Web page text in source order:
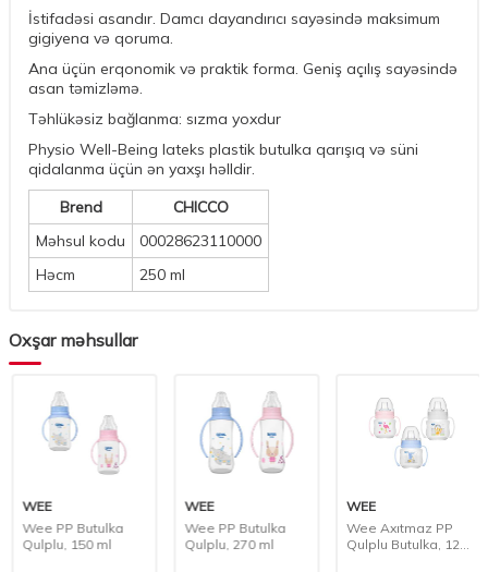
İstifadəsi asandır. Damcı dayandırıcı sayəsində maksimum
gigiyena və qoruma.
Ana üçün erqonomik və praktik forma. Geniş açılış sayəsində
asan təmizləmə.
Təhlükəsiz bağlanma: sızma yoxdur
Physio Well-Being lateks plastik butulka qarışıq və süni
qidalanma üçün ən yaxşı həlldir.
Brend
CHICCO
Məhsul kodu
00028623110000
Həcm
250 ml
Oxşar məhsullar
WEE
Wee PP Butulka
Qulplu, 150 ml
WEE
Wee PP Butulka
Qulplu, 270 ml
WEE
Wee Axıtmaz PP
Qulplu Butulka, 125